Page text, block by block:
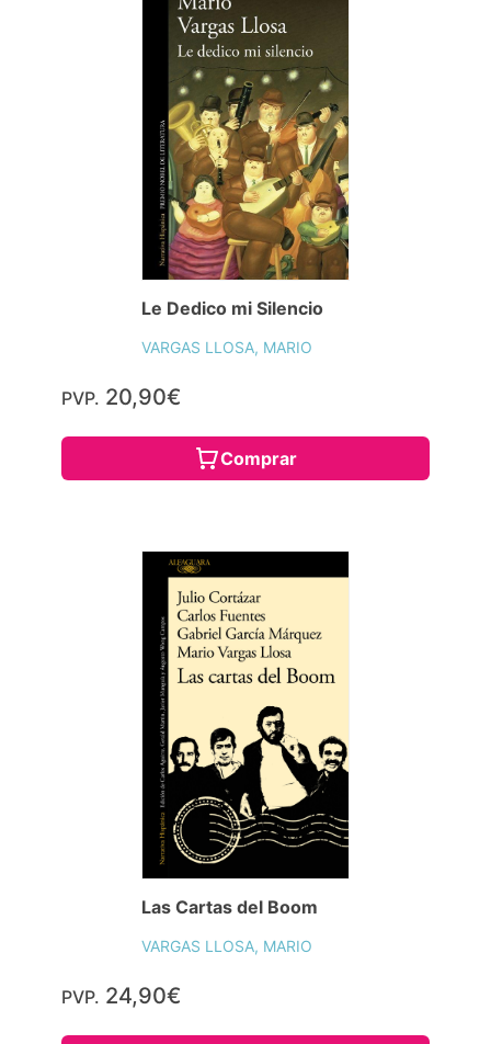
Le Dedico mi Silencio
VARGAS LLOSA, MARIO
PVP. 20,90€
Comprar
Las Cartas del Boom
VARGAS LLOSA, MARIO
PVP. 24,90€